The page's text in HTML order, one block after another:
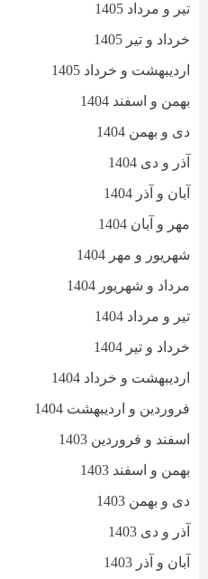
تیر و مرداد 1405
خرداد و تیر 1405
اردیبهشت و خرداد 1405
بهمن و اسفند 1404
دی و بهمن 1404
آذر و دی 1404
آبان و آذر 1404
مهر و آبان 1404
شهریور و مهر 1404
مرداد و شهریور 1404
تیر و مرداد 1404
خرداد و تیر 1404
اردیبهشت و خرداد 1404
فروردین و اردیبهشت 1404
اسفند و فروردین 1403
بهمن و اسفند 1403
دی و بهمن 1403
آذر و دی 1403
آبان و آذر 1403